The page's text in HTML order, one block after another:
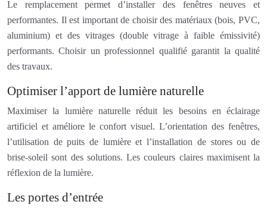
Le remplacement permet d’installer des fenêtres neuves et
performantes. Il est important de choisir des matériaux (bois, PVC,
aluminium) et des vitrages (double vitrage à faible émissivité)
performants. Choisir un professionnel qualifié garantit la qualité
des travaux.
Optimiser l’apport de lumière naturelle
Maximiser la lumière naturelle réduit les besoins en éclairage
artificiel et améliore le confort visuel. L’orientation des fenêtres,
l’utilisation de puits de lumière et l’installation de stores ou de
brise-soleil sont des solutions. Les couleurs claires maximisent la
réflexion de la lumière.
Les portes d’entrée